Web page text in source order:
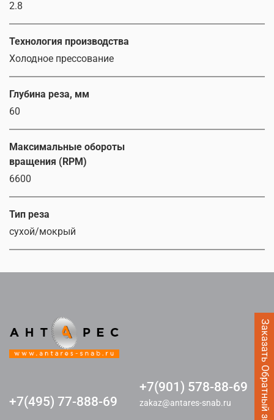
Заказать Обратный звонок
2.8
Технология производства
Холодное прессование
Глубина реза, мм
60
Максимальные обороты
вращения (RPM)
6600
Тип реза
сухой/мокрый
+7(495) 77-888-69
+7(901) 578-88-69
zakaz@antares-snab.ru